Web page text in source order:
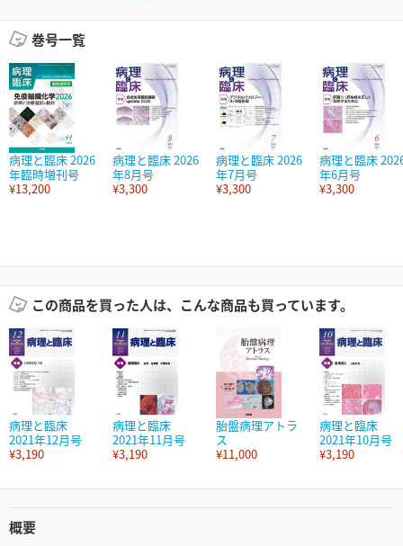
巻号一覧
病理と臨床 2026
年臨時増刊号
¥13,200
病理と臨床 2026
年8月号
¥3,300
病理と臨床 2026
年7月号
¥3,300
病理と臨床
年6月号
¥3,300
この商品を買った人は、こんな商品も買っています。
病理と臨床
2021年12月号
¥3,190
病理と臨床
2021年11月号
¥3,190
胎盤病理アトラ
ス
¥11,000
病理と臨床
2021年10月号
¥3,190
概要